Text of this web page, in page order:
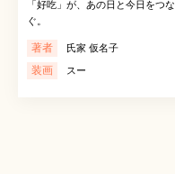
「好吃」が、あの日と今日をつな
ぐ。
著者 氏家 仮名子
装画 スー